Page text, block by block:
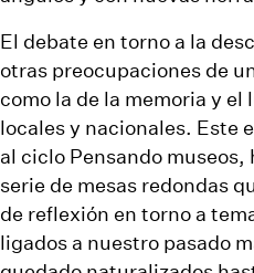
El debate en torno a la
otras preocupaciones de
como la de la memoria y
locales y nacionales. Este
al ciclo Pensando
serie de mesas redondas
de reflexión en torno a
ligados a nuestro pasado